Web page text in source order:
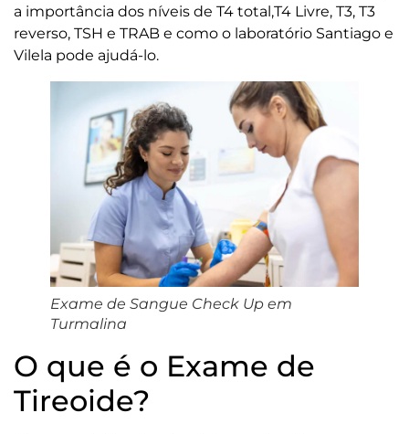
a importância dos níveis de T4 total,T4 Livre, T3, T3
reverso, TSH e TRAB e como o laboratório Santiago e
Vilela pode ajudá-lo.
Exame de Sangue Check Up em
Turmalina
O que é o Exame de
Tireoide?